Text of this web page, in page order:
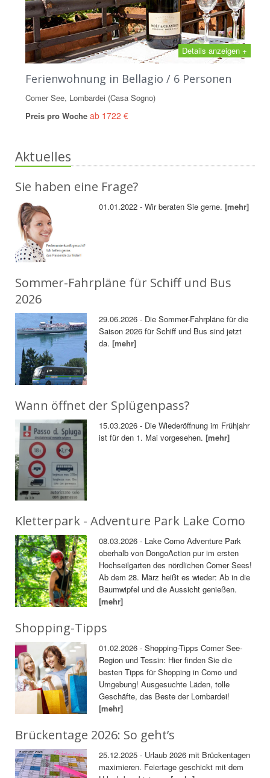
Details anzeigen +
Ferienwohnung in Bellagio / 6 Personen
Comer See, Lombardei (Casa Sogno)
Preis pro Woche ab 1722 €
Aktuelles
Sie haben eine Frage?
01.01.2022 - Wir beraten Sie gerne.[mehr]
Sommer-Fahrpläne für Schiff und Bus
2026
29.06.2026 - Die Sommer-Fahrpläne für die
Saison 2026 für Schiff und Bus sind jetzt
da.[mehr]
Wann öffnet der Splügenpass?
15.03.2026 - Die Wiederöffnung im Frühjahr
ist für den 1. Mai vorgesehen.[mehr]
Kletterpark - Adventure Park Lake Como
08.03.2026 - Lake Como Adventure Park
oberhalb von DongoAction pur im ersten
Hochseilgarten des nördlichen Comer Sees!
Ab dem 28. März heißt es wieder: Ab in die
Baumwipfel und die Aussicht genießen.
[mehr]
Shopping-Tipps
01.02.2026 - Shopping-Tipps Comer See-
Region und Tessin: Hier finden Sie die
besten Tipps für Shopping in Como und
Umgebung! Ausgesuchte Läden, tolle
Geschäfte, das Beste der Lombardei!
[mehr]
Brückentage 2026: So geht’s
25.12.2025 - Urlaub 2026 mit Brückentagen
maximieren. Feiertage geschickt mit dem